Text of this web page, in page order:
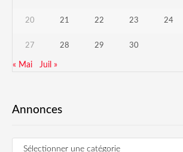
20 21 22 23 24
27 28 29 30
« Mai Juil »
Annonces